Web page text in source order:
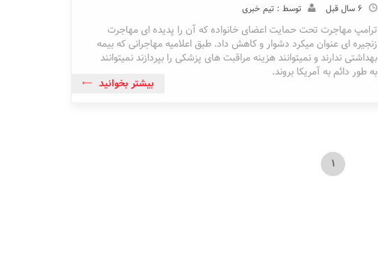
6 سال قبل توسط : تیم خبری
ترامپ مهاجرت تحت حمایت اعضای خانواده که آن را پدیده ای مهاجرت
زنجیره ای عنوان میکرد دشوار و کاهش داد. طبق اعلامیه مهاجرانی که بیمه
بهداشتی ندارند و نمیتوانند هزینه مراقبت های پزشکی را بپردازند نمیتوانند
به طور دائم به آمریکا بروند.
بیشتر بخوانید
1